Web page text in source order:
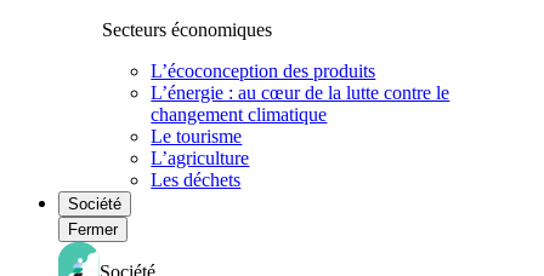
Secteurs économiques
L’écoconception des produits
L’énergie : au cœur de la lutte contre le
changement climatique
Le tourisme
L’agriculture
Les déchets
Société
Fermer
Société